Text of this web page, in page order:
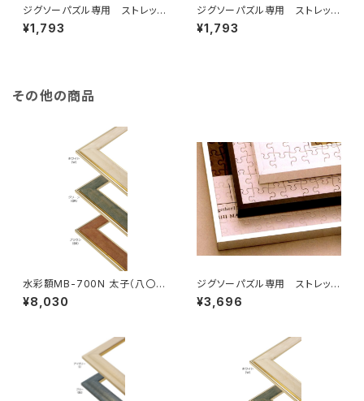
ジグソーパズル専用 ストレッチ
ライン 260×380ミリ （3)
¥1,793
ジグソーパズル専用 ストレッチ
ライン 300×400ミリ （3Ｔ)
¥1,793
その他の商品
水彩額MB-700N 太子（八〇）
判 287×378ミリ
¥8,030
ジグソーパズル専用 ストレッチ
ライン 615×615ミリ （12ボ)
¥3,696